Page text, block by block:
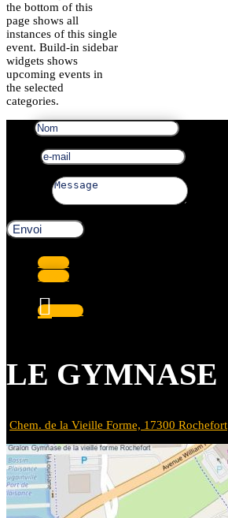
the bottom of this
page shows all
instances of this single
event. Build-in sidebar
widgets shows
upcoming events in
the selected
categories.
Envoi
Suivre
Suivre
Suivre
LE GYMNASE
Chem. de la Vieille Forme, 17300 Rochefort